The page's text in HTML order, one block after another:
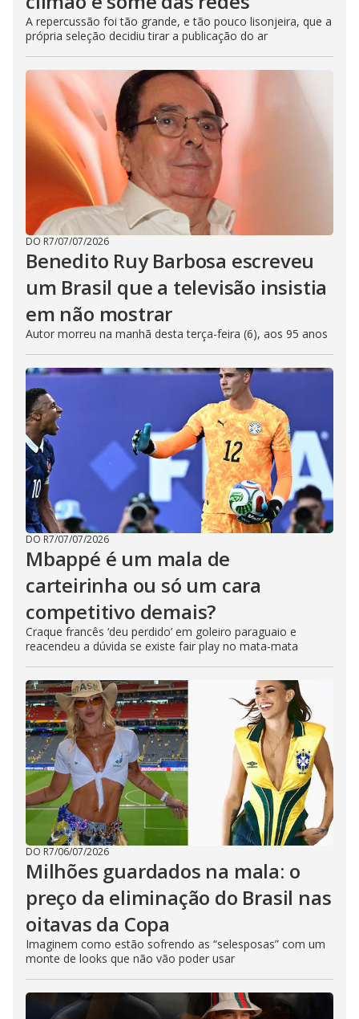
A repercussão foi tão grande, e tão pouco lisonjeira, que a
própria seleção decidiu tirar a publicação do ar
DO R7/07/07/2026
Benedito Ruy Barbosa escreveu
um Brasil que a televisão insistia
em não mostrar
Autor morreu na manhã desta terça-feira (6), aos 95 anos
DO R7/07/07/2026
Mbappé é um mala de
carteirinha ou só um cara
competitivo demais?
Craque francês ‘deu perdido’ em goleiro paraguaio e
reacendeu a dúvida se existe fair play no mata-mata
DO R7/06/07/2026
Milhões guardados na mala: o
preço da eliminação do Brasil nas
oitavas da Copa
Imaginem como estão sofrendo as “selesposas” com um
monte de looks que não vão poder usar